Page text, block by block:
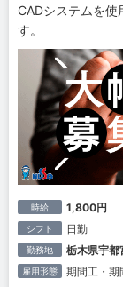
CADシステムを使
す。
時給 1,800円
シフト 日勤
勤務地 栃木県宇
雇用形態 期間工・期